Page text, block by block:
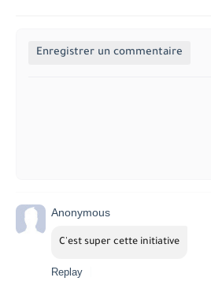
Enregistrer un commentaire
Anonymous
C'est super cette initiative
Replay